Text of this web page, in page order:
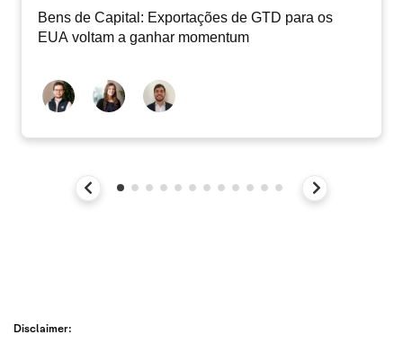
Bens de Capital: Exportações de GTD para os
EUA voltam a ganhar momentum
Disclaimer: